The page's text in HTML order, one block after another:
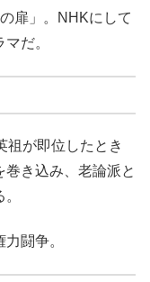
扉」。NHKにして
だ。
祖が即位したとき
き込み、老論派と
闘争。